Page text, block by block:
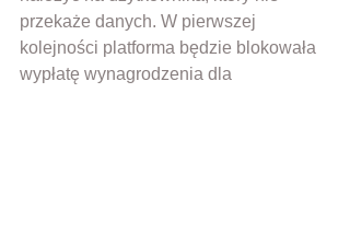
przekaże danych. W pierwszej
kolejności platforma będzie blokowała
wypłatę wynagrodzenia dla